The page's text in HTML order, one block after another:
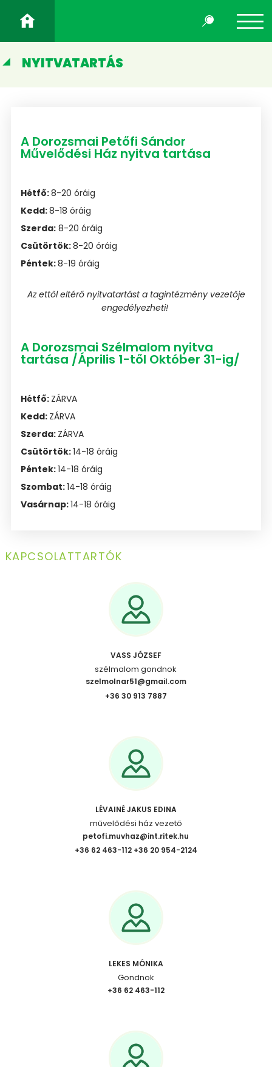
NYITVATARTÁS
A Dorozsmai Petőfi Sándor
Művelődési Ház nyitva tartása
Hétfő:8-20 óráig
Kedd:8-18 óráig
Szerda:8-20 óráig
Csütörtök:8-20 óráig
Péntek:8-19 óráig
Az ettől eltérő nyitvatartást a tagintézmény vezetője
engedélyezheti!
A Dorozsmai Szélmalom nyitva
tartása /Április 1-től Október 31-ig/
Hétfő: ZÁRVA
Kedd: ZÁRVA
Szerda: ZÁRVA
Csütörtök:14-18 óráig
Péntek:14-18 óráig
Szombat:14-18 óráig
Vasárnap:14-18 óráig
KAPCSOLATTARTÓK
VASS JÓZSEF
szélmalom gondnok
szelmolnar51@gmail.com
+36 30 913 7887
LÉVAINÉ JAKUS EDINA
művelődési ház vezető
petofi.muvhaz@int.ritek.hu
+36 62 463-112 +36 20 954-2124
LEKES MÓNIKA
Gondnok
+36 62 463-112